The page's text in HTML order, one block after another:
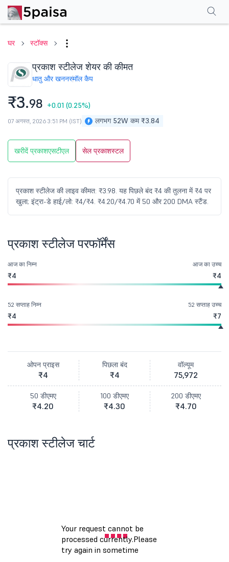
घर स्टॉक्स
प्रकाश स्टीलेज शेयर की कीमत
धातु और खननस्मॉल कैप
₹3.98 +0.01 (0.25%)
लगभग 52W कम ₹3.84
07 अगस्त, 2026 3:51 PM (IST)
खरीदें प्रकाशएसटीएल सेल प्रकाशस्टल
प्रकाश स्टीलेज की लाइव कीमत: ₹3.98. यह पिछले बंद ₹4 की तुलना में ₹4 पर
खुला; इंट्रा-डे हाई/लो: ₹4/₹4. ₹4.20/₹4.70 में 50 और 200 DMA स्टैंड.
परफॉर्मेंसफाइनेंशियल्स सामान्य प्रश्न
प्रकाश स्टीलेज परफॉर्मेंस
आज का निम्न
₹4
आज का उच्च
₹4
52 सप्ताह निम्न
₹4
52 सप्ताह उच्च
₹7
ओपन प्राइस
₹4
पिछला बंद
₹4
वॉल्यूम
75,972
50 डीएमए
₹4.20
100 डीएमए
₹4.30
200 डीएमए
₹4.70
प्रकाश स्टीलेज चार्ट